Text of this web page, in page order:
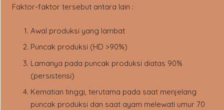
Faktor-faktor tersebut antara lain :
Awal produksi yang lambat
Puncak produksi (HD >90%)
Lamanya pada puncak produksi diatas 90%
(persistensi)
Kematian tinggi, terutama pada saat menjelang
puncak produksi dan saat ayam melewati umur 70